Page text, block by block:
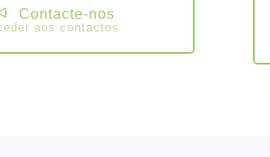
Contacte-nos
aos contactos